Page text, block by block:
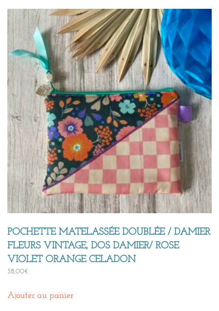
POCHETTE MATELASSÉE DOUBLÉE / DAMIER
FLEURS VINTAGE, DOS DAMIER/ ROSE
VIOLET ORANGE CELADON
38,00€
Ajouter au panier